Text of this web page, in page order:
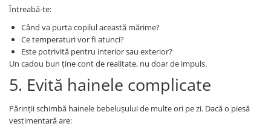
Întreabă-te:
Când va purta copilul această mărime?
Ce temperaturi vor fi atunci?
Este potrivită pentru interior sau exterior?
Un cadou bun ține cont de realitate, nu doar de impuls.
5. Evită hainele complicate
Părinții schimbă hainele bebelușului de multe ori pe zi. Dacă o piesă
vestimentară are: